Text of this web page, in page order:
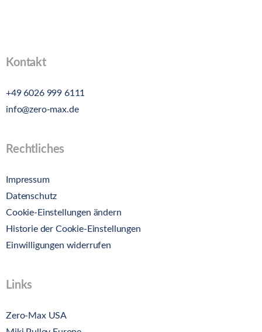
Kontakt
+49 6026 999 6111
info@zero-max.de
Rechtliches
Impressum
Datenschutz
Cookie-Einstellungen ändern
Historie der Cookie-Einstellungen
Einwilligungen widerrufen
Links
Zero-Max USA